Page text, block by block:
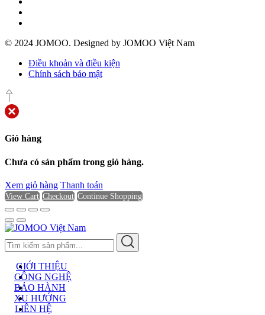
© 2024 JOMOO. Designed by JOMOO Việt Nam
Điều khoản và điều kiện
Chính sách bảo mật
Giỏ hàng
Chưa có sản phẩm trong giỏ hàng.
Xem giỏ hàng Thanh toán
View Cart Checkout Continue Shopping
GIỚI THIỆU
CÔNG NGHỆ
BẢO HÀNH
XU HƯỚNG
LIÊN HỆ